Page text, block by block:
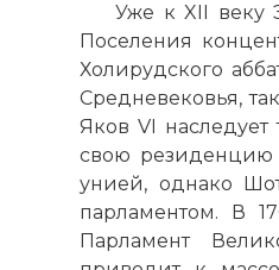
Уже к XII веку
Поселения
Холирудского
Средневековья,
Яков VI
свою
унией, однако
парламентом. В
Парламент